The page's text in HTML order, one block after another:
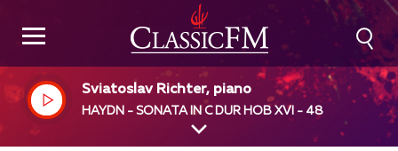
Sviatoslav Richter, piano
HAYDN - SONATA IN C DUR HOB XVI - 48